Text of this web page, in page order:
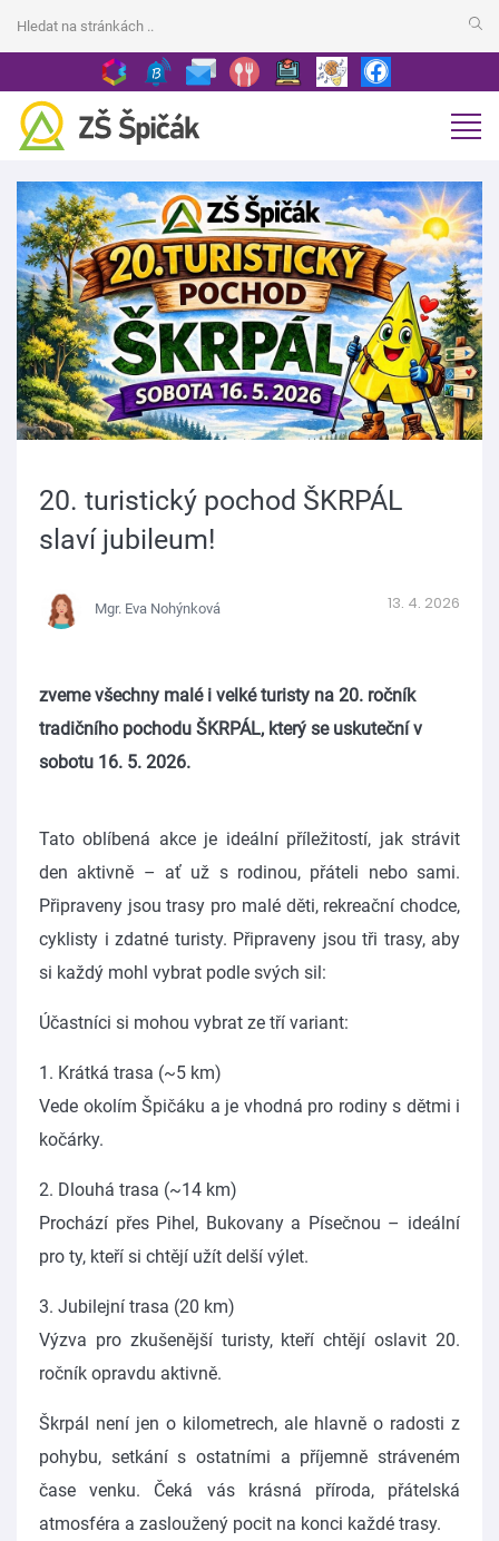
20. turistický pochod ŠKRPÁL
slaví jubileum!
Mgr. Eva Nohýnková 13. 4. 2026
zveme všechny malé i velké turisty na 20. ročník
tradičního pochodu ŠKRPÁL, který se uskuteční v
sobotu 16. 5. 2026.
Tato oblíbená akce je ideální příležitostí, jak strávit
den aktivně – ať už s rodinou, přáteli nebo sami.
Připraveny jsou trasy pro malé děti, rekreační chodce,
cyklisty i zdatné turisty. Připraveny jsou tři trasy, aby
si každý mohl vybrat podle svých sil:
Účastníci si mohou vybrat ze tří variant:
1. Krátká trasa (~5 km)
Vede okolím Špičáku a je vhodná pro rodiny s dětmi i
kočárky.
2. Dlouhá trasa (~14 km)
Prochází přes Pihel, Bukovany a Písečnou – ideální
pro ty, kteří si chtějí užít delší výlet.
3. Jubilejní trasa (20 km)
Výzva pro zkušenější turisty, kteří chtějí oslavit 20.
ročník opravdu aktivně.
Škrpál není jen o kilometrech, ale hlavně o radosti z
pohybu, setkání s ostatními a příjemně stráveném
čase venku. Čeká vás krásná příroda, přátelská
atmosféra a zasloužený pocit na konci každé trasy.